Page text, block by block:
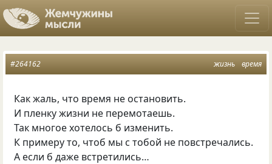
жизнь время
#264162
Как жаль, что время не остановить.
И пленку жизни не перемотаешь.
Так многое хотелось б изменить.
К примеру то, чтоб мы с тобой не повстречались.
А если б даже встретились…